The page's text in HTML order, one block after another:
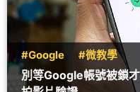
#Google #微教學
別等Google帳號被鎖